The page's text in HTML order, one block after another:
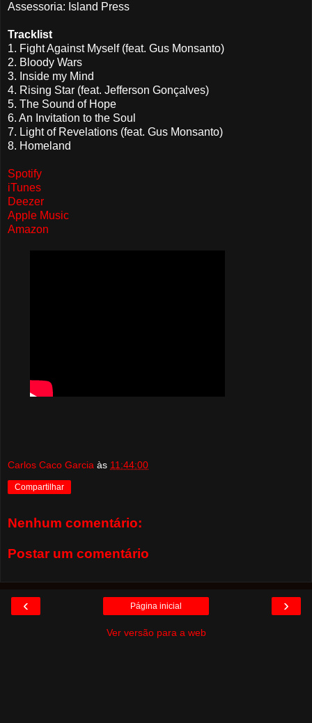
Assessoria: Island Press
Tracklist
1. Fight Against Myself (feat. Gus Monsanto)
2. Bloody Wars
3. Inside my Mind
4. Rising Star (feat. Jefferson Gonçalves)
5. The Sound of Hope
6. An Invitation to the Soul
7. Light of Revelations (feat. Gus Monsanto)
8. Homeland
Spotify
iTunes
Deezer
Apple Music
Amazon
Carlos Caco Garcia às 11:44:00
Compartilhar
Nenhum comentário:
Postar um comentário
‹ ›
Página inicial
Ver versão para a web